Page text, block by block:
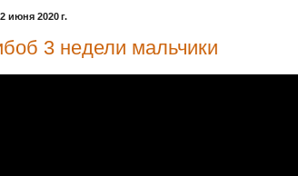
июня 2020 г.
3 недели мальчики